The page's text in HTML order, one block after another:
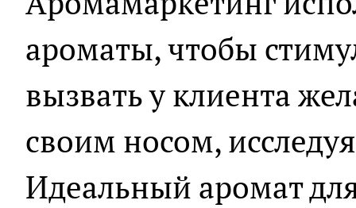
ароматы, чтобы
вызвать у клиента
своим носом,
Идеальный аромат